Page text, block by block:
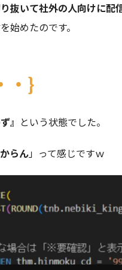
抜いて社外の人向けに配
始めたのです。
』 という状態でした。
らん」って感じですｗ